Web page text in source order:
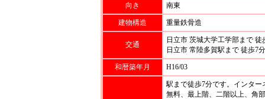
向き 南東
建物構造 重量鉄骨造
交通
日立市 茨城大学工学部まで 徒
日立市 常陸多賀駅まで 徒歩7分
和暦築年月 H16/03
駅まで徒歩7分です。インター
無料、最上階、二階以上、角